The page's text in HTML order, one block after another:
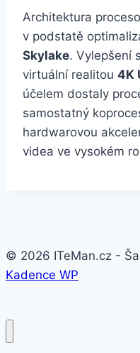
Architektura
v podstatě
Skylake. Vylepšení
virtuální realitou 4K
účelem dostaly
samostatný
hardwarovou
videa ve vysokém
© 2026 ITeMan.cz -
Kadence WP